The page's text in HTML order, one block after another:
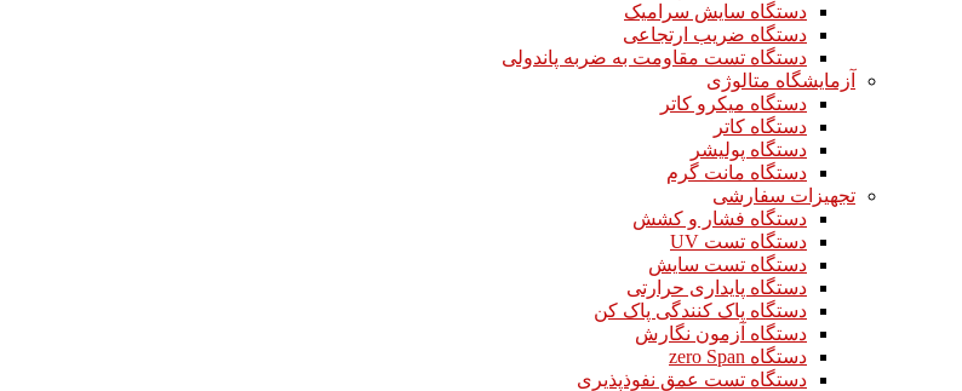
دستگاه سایش سرامیک
دستگاه ضریب ارتجاعی
دستگاه تست مقاومت به ضربه پاندولی
آزمایشگاه متالوژی
دستگاه میکرو کاتر
دستگاه کاتر
دستگاه پولیشر
دستگاه مانت گرم
تجهیزات سفارشی
دستگاه فشار و کشش
دستگاه تست UV
دستگاه تست سایش
دستگاه پایداری حرارتی
دستگاه پاک کنندگی پاک کن
دستگاه آزمون نگارش
دستگاه zero Span
دستگاه تست عمق نفوذپذیری